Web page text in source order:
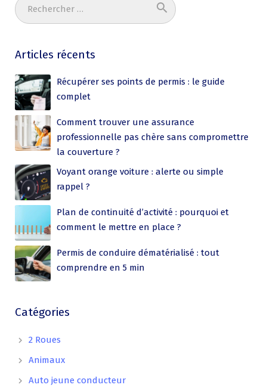
search
Ok
Articles récents
Récupérer ses points de permis : le guide
complet
Comment trouver une assurance
professionnelle pas chère sans compromettre
la couverture ?
Voyant orange voiture : alerte ou simple
rappel ?
Plan de continuité d’activité : pourquoi et
comment le mettre en place ?
Permis de conduire dématérialisé : tout
comprendre en 5 min
Catégories
2 Roues
Animaux
Auto jeune conducteur